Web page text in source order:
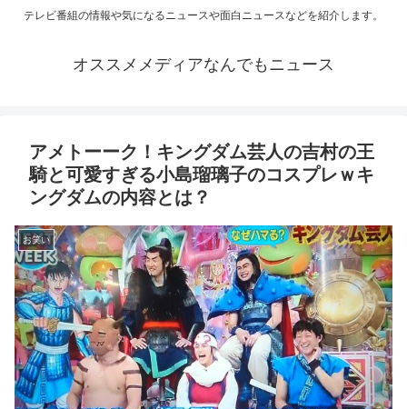
テレビ番組の情報や気になるニュースや面白ニュースなどを紹介します。
オススメメディアなんでもニュース
アメトーーク！キングダム芸人の吉村の王
騎と可愛すぎる小島瑠璃子のコスプレｗキ
ングダムの内容とは？
お笑い